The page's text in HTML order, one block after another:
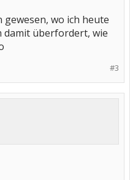
gewesen, wo ich heute
damit überfordert, wie
#3